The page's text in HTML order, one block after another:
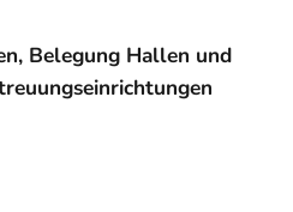
Belegung Hallen und